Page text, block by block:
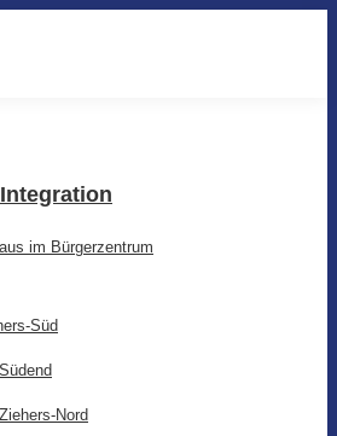
im Bürgerzentrum
Süd
Nord